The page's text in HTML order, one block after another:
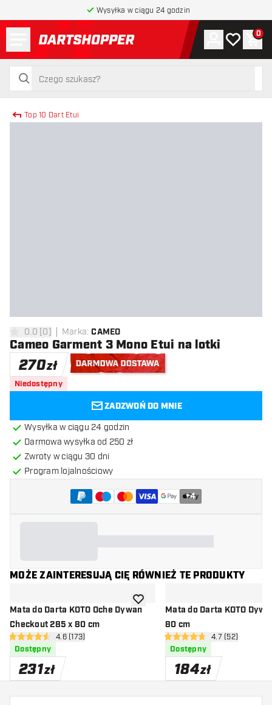
Wysyłka w ciągu 24 godzin
powrót do strony głównej
szukaj
szukaj
Konto
Moja lista
0
Top 10 Dart Etui
0 gwiazdki oceny
0.0 [0] Marka: CAMEO
Cameo Garment 3 Mono Etui na lotki
270zł
Niedostępny
ZADZWOŃ DO MNIE
Wysyłka w ciągu 24 godzin
Darmowa wysyłka od 250 zł
Zwroty w ciągu 30 dni
Program lojalnościowy
+4
MOŻE ZAINTERESUJĄ CIĘ RÓWNIEŻ TE PRODUKTY
Mata do Darta KOTO Oche Dywan
Checkout 285 x 80 cm
otwórz panel recenzji
4.6 gwiazdki oceny
4.6 (173)
Dostępny
231zł
dodaj do listy życzeń
Mata do Darta KOTO
80 cm
otwórz panel
4.7 gwiazdki oceny
4.7 (52)
Dostępny
184zł